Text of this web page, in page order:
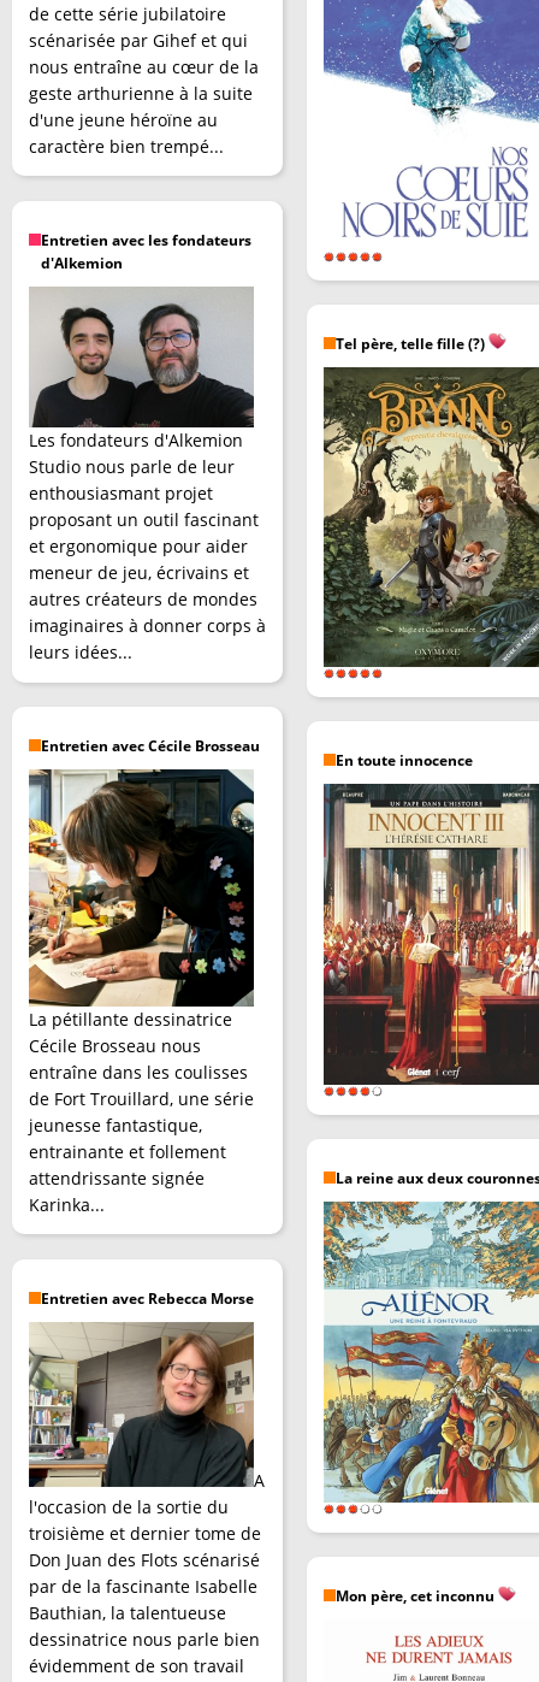
de cette série jubilatoire
scénarisée par Gihef et qui
nous entraîne au cœur de la
geste arthurienne à la suite
d'une jeune héroïne au
caractère bien trempé...
Entretien avec les fondateurs
d'Alkemion
Les fondateurs d'Alkemion
Studio nous parle de leur
enthousiasmant projet
proposant un outil fascinant
et ergonomique pour aider
meneur de jeu, écrivains et
autres créateurs de mondes
imaginaires à donner corps à
leurs idées...
Entretien avec Cécile Brosseau
La pétillante dessinatrice
Cécile Brosseau nous
entraîne dans les coulisses
de Fort Trouillard, une série
jeunesse fantastique,
entrainante et follement
attendrissante signée
Karinka...
Entretien avec Rebecca Morse
A
l'occasion de la sortie du
troisième et dernier tome de
Don Juan des Flots scénarisé
par de la fascinante Isabelle
Bauthian, la talentueuse
dessinatrice nous parle bien
évidemment de son travail
Tel père, telle fille (?)
En toute innocence
La reine aux deux
Mon père, cet inconnu